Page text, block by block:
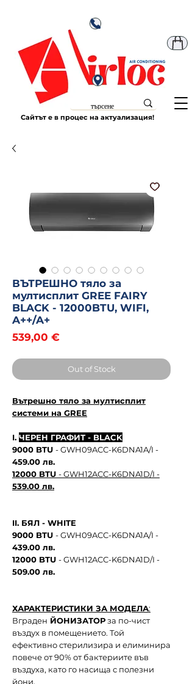
Сайтът е в процес на актуализация!
ВЪТРЕШНО тяло за
мултисплит GREE FAIRY
BLACK - 12000BTU, WIFI,
A++/A+
539,00 €Price
Out of Stock
Вътрешно тяло за мултисплит
системи на GREE
I. ЧЕРЕН ГРАФИТ - BLACK
9000 BTU - GWH09ACC-K6DNA1A/I -
459.00 лв.
12000 BTU - GWH12ACC-K6DNA1D/I -
539.00 лв.
II. БЯЛ - WHITE
9000 BTU - GWH09ACC-K6DNA1A/I -
439.00 лв.
12000 BTU - GWH12ACC-K6DNA1D/I -
509.00 лв.
ХАРАКТЕРИСТИКИ ЗА МОДЕЛА:
Вграден ЙОНИЗАТОРза по-чист
въздух в помещението. Той
ефективно стерилизира и елиминира
повече от 90% от бактериите във
въздуха, като го насища с полезни
йони.